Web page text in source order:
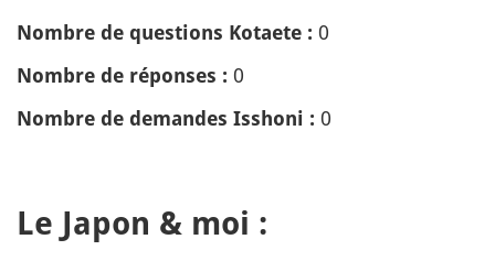
Nombre de questions Kotaete : 0
Nombre de réponses : 0
Nombre de demandes Isshoni : 0
Le Japon & moi :